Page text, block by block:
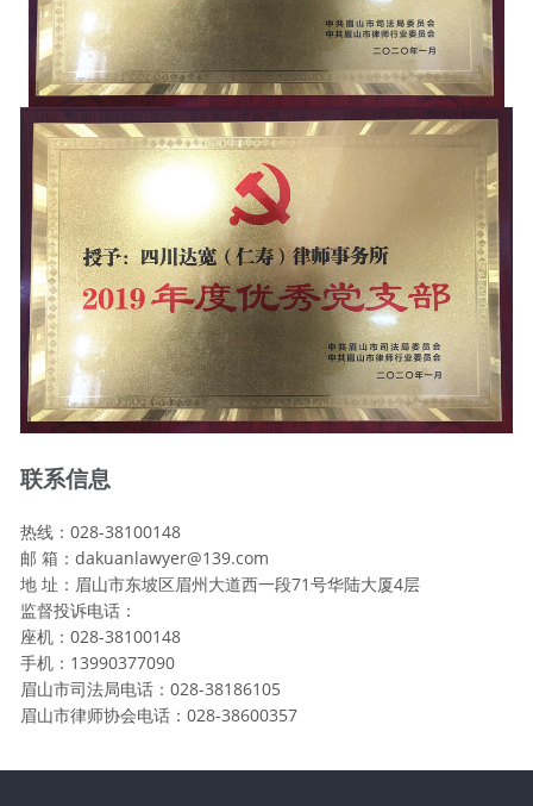
联系信息
热线：028-38100148
邮 箱：dakuanlawyer@139.com
地 址：眉山市东坡区眉州大道西一段71号华陆大厦4层
监督投诉电话：
座机：028-38100148
手机：13990377090
眉山市司法局电话：028-38186105
眉山市律师协会电话：028-38600357